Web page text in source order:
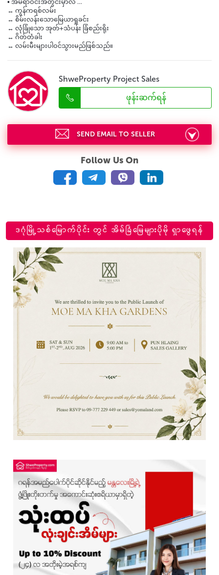
▪️ အိမ်ရာဝင်းအတွင်းမှာလဲ …
↔️ ကွန်ကရစ်လမ်း
↔️ စိမ်းလန်းသောမြေယာရှုခင်း
↔️ လုံခြုံသော အုတ်+သံပန်း ခြံစည်းရိုး
↔️ ဂိတ်တံခါး
↔️ လမ်းမီးများပါဝင်သွားမည်ဖြစ်သည်။
ShweProperty Project Sales
ဖုန်းဆက်ရန်
SEND EMAIL TO SELLER
Follow Us On
ဒဂုံမြို့သစ်မြောက်ပိုင်း တွင် အိမ်ခြံမြေများပိုမို ရှာဖွေရန်